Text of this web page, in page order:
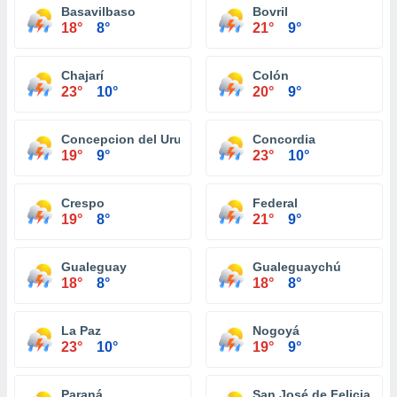
Basavilbaso
18° 8°
Bovril
21° 9°
Chajarí
23° 10°
Colón
20° 9°
Concepcion del Uruguay
19° 9°
Concordia
23° 10°
Crespo
19° 8°
Federal
21° 9°
Gualeguay
18° 8°
Gualeguaychú
18° 8°
La Paz
23° 10°
Nogoyá
19° 9°